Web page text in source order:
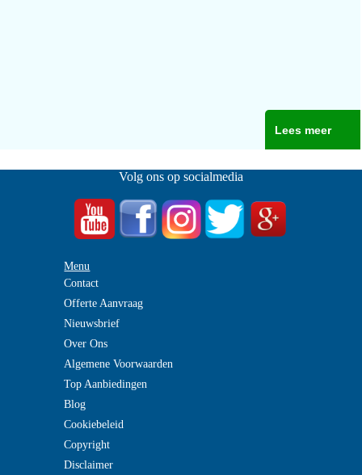
Lees meer
Volg ons op socialmedia
Menu
Contact
Offerte Aanvraag
Nieuwsbrief
Over Ons
Algemene Voorwaarden
Top Aanbiedingen
Blog
Cookiebeleid
Copyright
Disclaimer